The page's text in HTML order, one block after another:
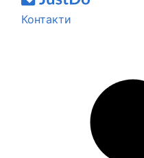
Контакти